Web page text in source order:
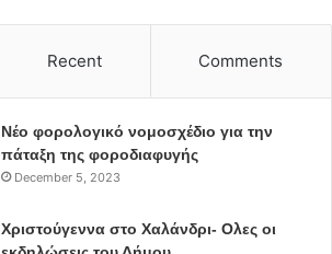
Recent Comments
Νέο φορολογικό νομοσχέδιο για την
πάταξη της φοροδιαφυγής
December 5, 2023
Χριστούγεννα στο Χαλάνδρι- Ολες οι